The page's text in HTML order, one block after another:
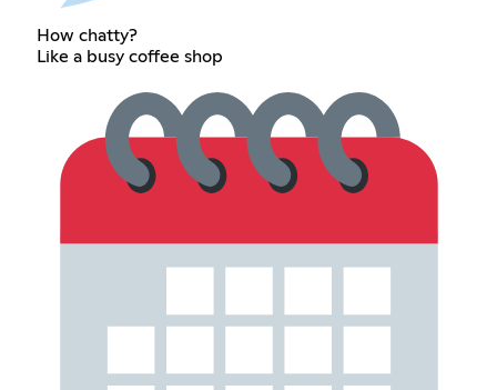
How chatty?
Like a busy coffee shop